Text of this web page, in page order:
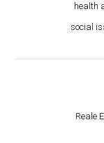
health
social
Reale